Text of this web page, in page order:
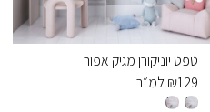
טפט יוניקורן מגיק אפור
₪129 למ״ר